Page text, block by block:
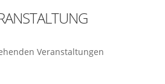
Veranstaltungen